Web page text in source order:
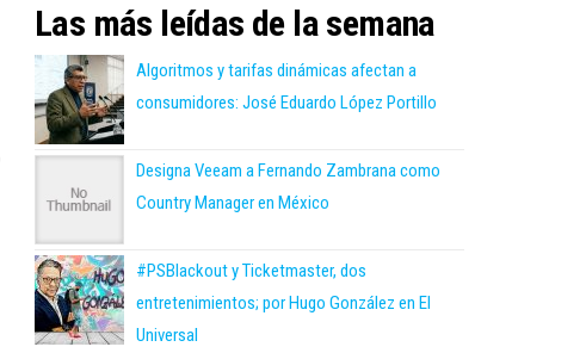
Las más leídas de la semana
Algoritmos y tarifas dinámicas afectan a
consumidores: José Eduardo López Portillo
Designa Veeam a Fernando Zambrana como
Country Manager en México
#PSBlackout y Ticketmaster, dos
entretenimientos; por Hugo González en El
Universal